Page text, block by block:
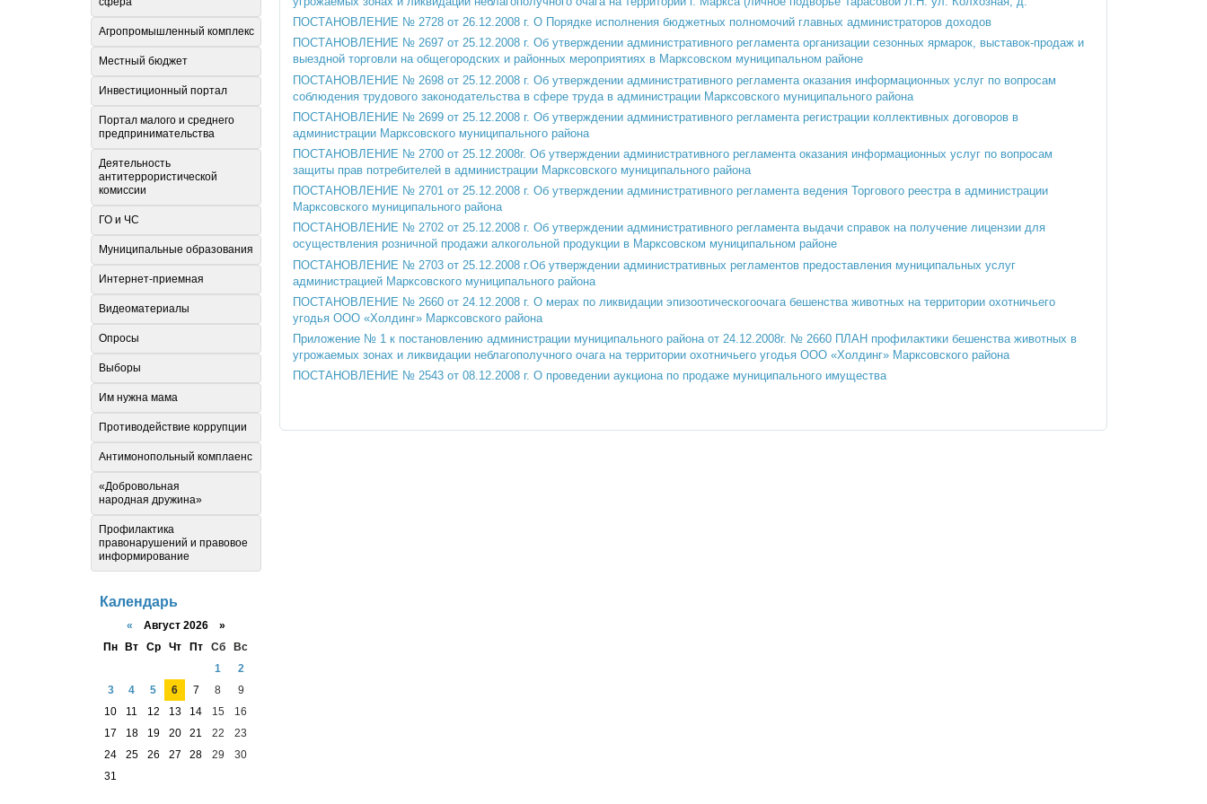
ПОСТАНОВЛЕНИЕ № 2728 от 26.12.2008 г. О Порядке исполнения бюджетных полномочий главных администраторов доходов
ПОСТАНОВЛЕНИЕ № 2697 от 25.12.2008 г. Об утверждении административного регламента организации сезонных ярмарок, выставок-продаж и
выездной торговли на общегородских и районных мероприятиях в Марксовском муниципальном районе
ПОСТАНОВЛЕНИЕ № 2698 от 25.12.2008 г. Об утверждении административного регламента оказания информационных услуг по вопросам
соблюдения трудового законодательства в сфере труда в администрации Марксовского муниципального района
ПОСТАНОВЛЕНИЕ № 2699 от 25.12.2008 г. Об утверждении административного регламента регистрации коллективных договоров в
администрации Марксовского муниципального района
ПОСТАНОВЛЕНИЕ № 2700 от 25.12.2008г. Об утверждении административного регламента оказания информационных услуг по вопросам
защиты прав потребителей в администрации Марксовского муниципального района
ПОСТАНОВЛЕНИЕ № 2701 от 25.12.2008 г. Об утверждении административного регламента ведения Торгового реестра в администрации
Марксовского муниципального района
ПОСТАНОВЛЕНИЕ № 2702 от 25.12.2008 г. Об утверждении административного регламента выдачи справок на получение лицензии для
осуществления розничной продажи алкогольной продукции в Марксовском муниципальном районе
ПОСТАНОВЛЕНИЕ № 2703 от 25.12.2008 г.Об утверждении административных регламентов предоставления муниципальных услуг
администрацией Марксовского муниципального района
ПОСТАНОВЛЕНИЕ № 2660 от 24.12.2008 г. О мерах по ликвидации эпизоотическогоочага бешенства животных на территории охотничьего
угодья ООО «Холдинг» Марксовского района
Приложение № 1 к постановлению администрации муниципального района от 24.12.2008г. № 2660 ПЛАН профилактики бешенства животных в
угрожаемых зонах и ликвидации неблагополучного очага на территории охотничьего угодья ООО «Холдинг» Марксовского района
ПОСТАНОВЛЕНИЕ № 2543 от 08.12.2008 г. О проведении аукциона по продаже муниципального имущества
Агропромышленный комплекс
Местный бюджет
Инвестиционный портал
Портал малого и среднего
предпринимательства
Деятельность
антитеррористической
комиссии
ГО и ЧС
Муниципальные образования
Интернет-приемная
Видеоматериалы
Опросы
Выборы
Им нужна мама
Противодействие коррупции
Антимонопольный комплаенс
«Добровольная
народная дружина»
Профилактика
правонарушений и правовое
информирование
Календарь
« Август 2026 »
Пн
Вт Ср Чт Пт Сб
Вс
1
2
3
4 5 6 7 8
9
10
11 12 13 14 15
16
17
18 19 20 21 22
23
24
25 26 27 28 29
30
31